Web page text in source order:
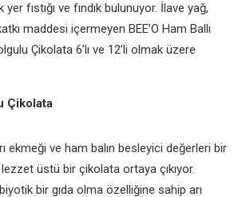
fıstığı ve fındık bulunuyor. İlave yağ,
maddesi içermeyen BEE’O Ham Ballı
Çikolata 6’lı ve 12’li olmak üzere
Çikolata
ekmeği ve ham balın besleyici değerleri bir
üstü bir çikolata ortaya çıkıyor.
bir gıda olma özelliğine sahip arı